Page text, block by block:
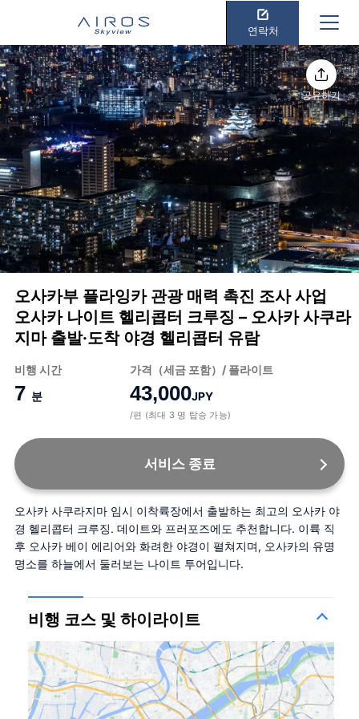
연락처
공유하기
오사카부 플라잉카 관광 매력 촉진 조사 사업
오사카 나이트 헬리콥터 크루징 – 오사카 사쿠라
지마 출발·도착 야경 헬리콥터 유람
비행 시간
7 분
가격（세금 포함）/ 플라이트
43,000JPY
/편 (최대 3 명 탑승 가능)
서비스 종료
오사카 사쿠라지마 임시 이착륙장에서 출발하는 최고의 오사카 야
경 헬리콥터 크루징. 데이트와 프러포즈에도 추천합니다. 이륙 직
후 오사카 베이 에리어와 화려한 야경이 펼쳐지며, 오사카의 유명
명소를 하늘에서 둘러보는 나이트 투어입니다.
비행 코스 및 하이라이트